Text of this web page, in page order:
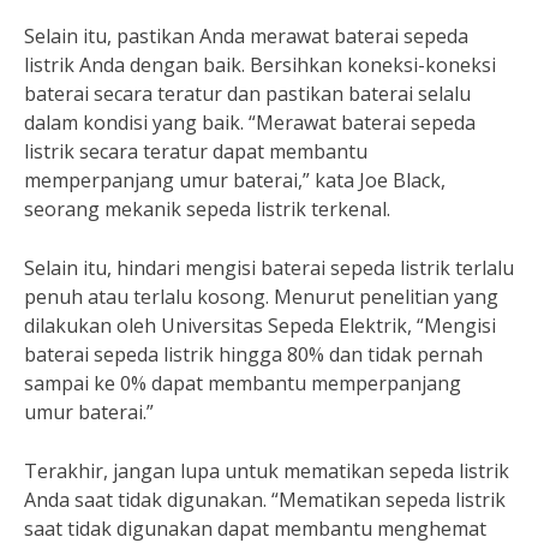
Selain itu, pastikan Anda merawat baterai sepeda
listrik Anda dengan baik. Bersihkan koneksi-koneksi
baterai secara teratur dan pastikan baterai selalu
dalam kondisi yang baik. “Merawat baterai sepeda
listrik secara teratur dapat membantu
memperpanjang umur baterai,” kata Joe Black,
seorang mekanik sepeda listrik terkenal.
Selain itu, hindari mengisi baterai sepeda listrik terlalu
penuh atau terlalu kosong. Menurut penelitian yang
dilakukan oleh Universitas Sepeda Elektrik, “Mengisi
baterai sepeda listrik hingga 80% dan tidak pernah
sampai ke 0% dapat membantu memperpanjang
umur baterai.”
Terakhir, jangan lupa untuk mematikan sepeda listrik
Anda saat tidak digunakan. “Mematikan sepeda listrik
saat tidak digunakan dapat membantu menghemat